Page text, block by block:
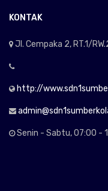
KONTAK
Jl. Cempaka 2, RT.1/
http://
Senin - Sabtu, 07:00 -